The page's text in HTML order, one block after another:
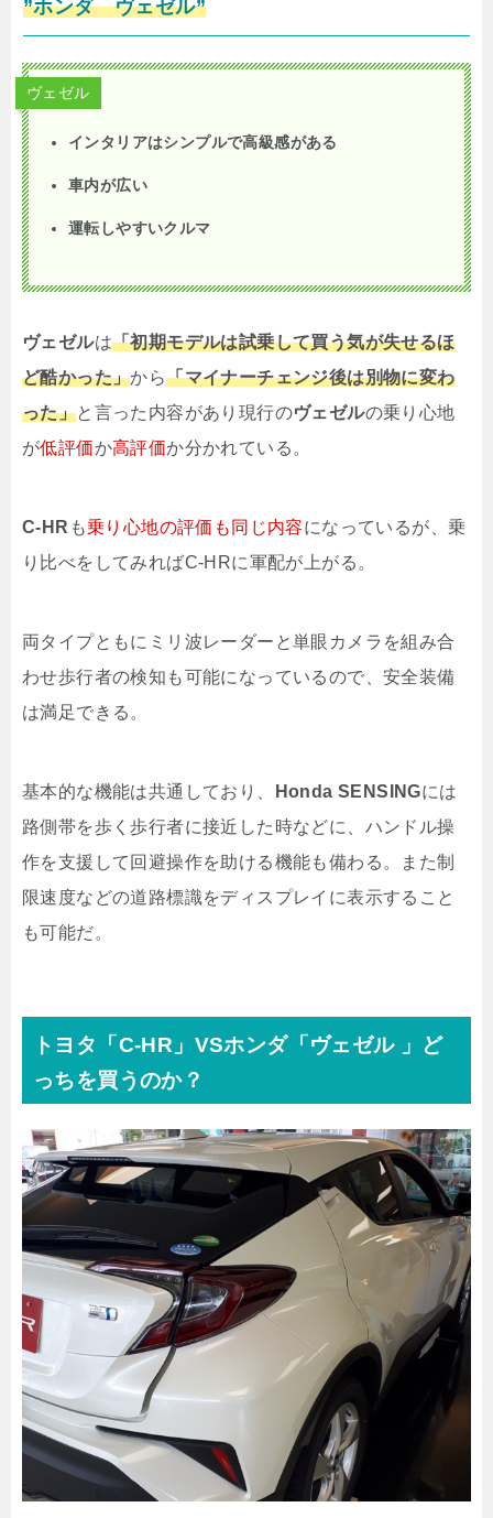
”ホンダ ヴェゼル”
ヴェゼル
インタリアはシンプルで高級感がある
車内が広い
運転しやすいクルマ
ヴェゼルは「初期モデルは試乗して買う気が失せるほ
ど酷かった」から「マイナーチェンジ後は別物に変わ
った」と言った内容があり現行のヴェゼルの乗り心地
が低評価か高評価か分かれている。
C-HR も乗り心地の評価も同じ内容になっているが、乗
り比べをしてみればC-HRに軍配が上がる。
両タイプともにミリ波レーダーと単眼カメラを組み合
わせ歩行者の検知も可能になっているので、安全装備
は満足できる。
基本的な機能は共通しており、 Honda SENSINGには
路側帯を歩く歩行者に接近した時などに、ハンドル操
作を支援して回避操作を助ける機能も備わる。また制
限速度などの道路標識をディスプレイに表示すること
も可能だ。
トヨタ「C-HR」VSホンダ「ヴェゼル 」ど
っちを買うのか？